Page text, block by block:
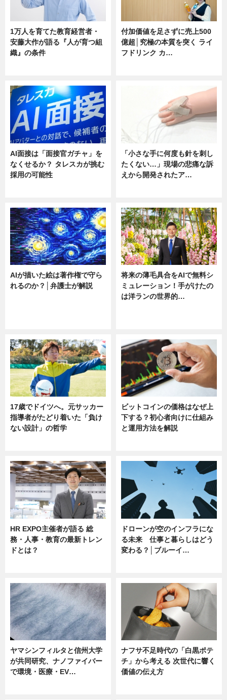
1万人を育てた教育経営者・
安藤大作が語る『人が育つ組
織』の条件
付加価値を足さずに売上500
億超│究極の本質を突く ライ
フドリンク カ…
AI面接は「面接官ガチャ」を
なくせるか？ タレスカが挑む
採用の可能性
「小さな手に何度も針を刺し
たくない…」現場の悲痛な訴
えから開発されたア…
AIが描いた絵は著作権で守ら
れるのか？│弁護士が解説
将来の薄毛具合をAIで無料シ
ミュレーション！手がけたの
は洋ランの世界的…
17歳でドイツへ。元サッカー
指導者がたどり着いた「負け
ない設計」の哲学
ビットコインの価格はなぜ上
下する？初心者向けに仕組み
と運用方法を解説
HR EXPO主催者が語る 総
務・人事・教育の最新トレン
ドとは？
ドローンが空のインフラにな
る未来 仕事と暮らしはどう
変わる？│ブルーイ…
ヤマシンフィルタと信州大学
が共同研究、ナノファイバー
で環境・医療・EV…
ナフサ不足時代の「白黒ポテ
チ」から考える 次世代に響く
価値の伝え方